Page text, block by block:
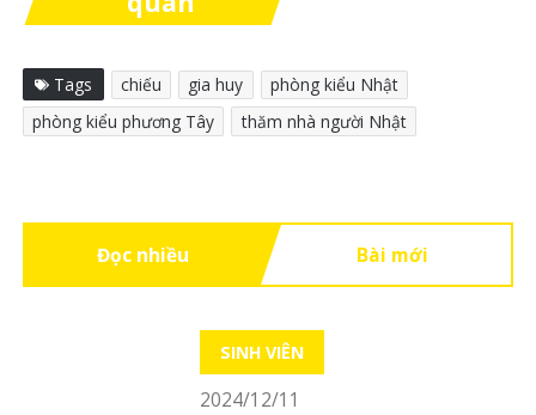
Tags chiếu gia huy
phòng kiểu Nhật
phòng kiểu phương Tây
thăm nhà người Nhật
Đọc nhiều Bài mới
SINH VIÊN
2024/12/11